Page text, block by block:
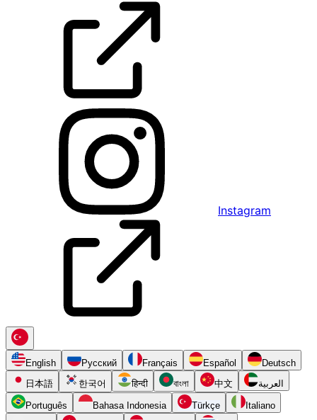
Instagram
English Русский Français Español
Deutsch
日本語
한국어 हिन्दी বাংলা 中文 العربية
Português Bahasa Indonesia Türkçe
Italiano